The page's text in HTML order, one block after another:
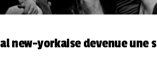
new-yorkaise devenue une